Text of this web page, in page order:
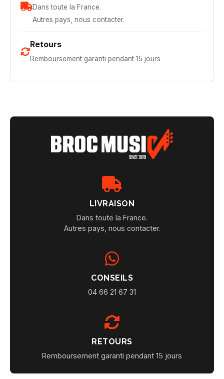
Dans toute la France.
Autres pays, nous contacter.
Retours
Remboursement garanti pendant 15 jours
LIVRAISON
Dans toute la France.
Autres pays, nous contacter.
CONSEILS
04 66 21 67 31
RETOURS
Remboursement garanti pendant 15 jours